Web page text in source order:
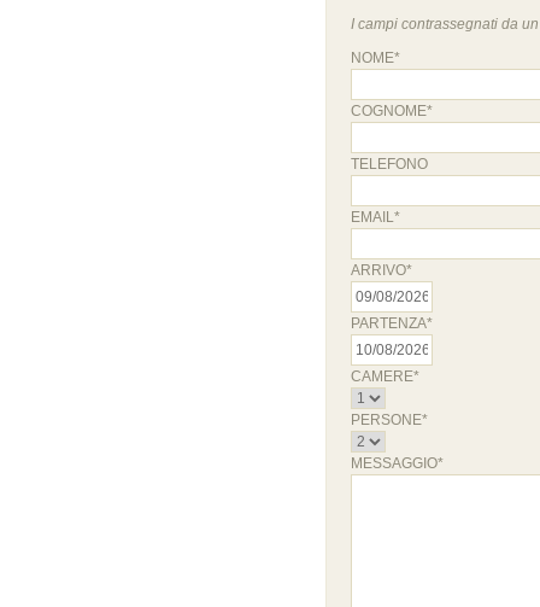
I campi contrassegnati da
NOME*
COGNOME*
TELEFONO
EMAIL*
ARRIVO*
PARTENZA*
CAMERE*
PERSONE*
MESSAGGIO*